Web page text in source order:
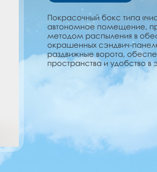
Покрасочный бокс типа
автономное помещение,
методом распыления в
окрашенных сэндвич-
раздвижные ворота,
пространства и удобство в